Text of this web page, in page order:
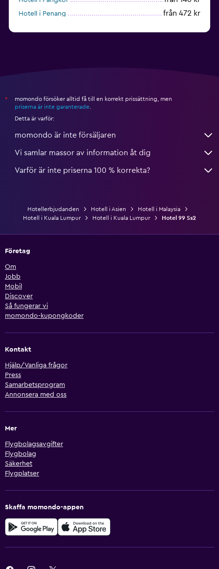
Hotell i Penang från 472 kr
*
momondo försöker alltid få till en korrekt prissättning, men
priserna är inte garanterade
Detta är varför:
momondo är inte försäljaren
Vi samlar massor av information åt dig
Varför är inte priserna 100 % korrekta?
Hotellerbjudanden Hotell i Asien
Hotell i Malaysia
Hotell i Kuala Lumpur
Hotell i Kuala Lumpur Hotel 99 Ss2
Företag
Om
Jobb
Mobil
Discover
Så fungerar vi
momondo-kupongkoder
Kontakt
Hjälp/Vanliga frågor
Press
Samarbetsprogram
Annonsera med oss
Mer
Flygbolagsavgifter
Flygbolag
Säkerhet
Flygplatser
Skaffa momondo-appen